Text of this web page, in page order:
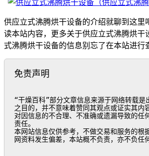
供应立式沸腾烘干设备的介绍就聊到这里
读本站内容，更多关于供应立式沸腾烘干
式沸腾烘干设备的信息别忘了在本站进行
免责声明
“干燥百科”部分文章信息来源于网络转载是
之目的，并不意味着赞同其观点或证实其内
对因信息的不合理、不准确或遗漏导致的任
责任。
本网站信息仅供参考，不做交易和服务的根
网资料发生偏差，本站概不负责，亦不负任